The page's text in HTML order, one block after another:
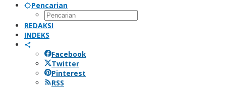
Pencarian
REDAKSI
INDEKS
Facebook
Twitter
Pinterest
RSS